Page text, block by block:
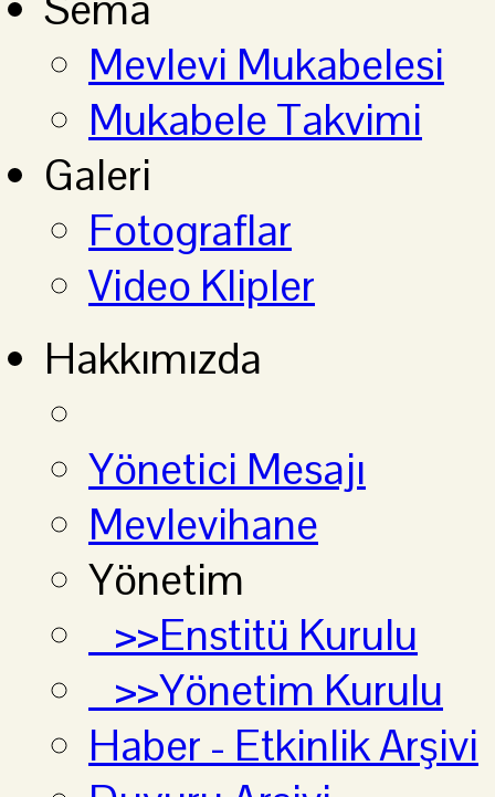
Mevlevi Mukabelesi
Mukabele Takvimi
Galeri
Fotograflar
Video Klipler
Hakkımızda
Yönetici Mesajı
Mevlevihane
Yönetim
>>Enstitü Kurulu
>>Yönetim Kurulu
Haber - Etkinlik Arşivi